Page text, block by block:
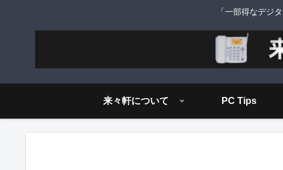
「一部得なデジ
来々軒について PC Tips